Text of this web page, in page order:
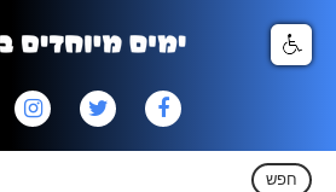
חפש